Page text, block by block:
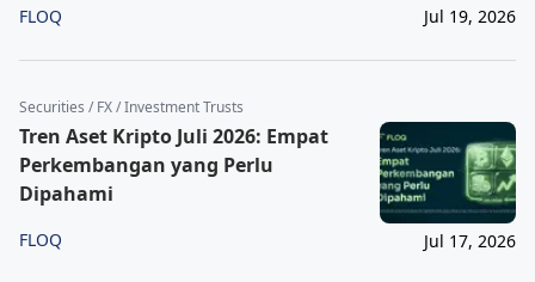
FLOQ Jul 19, 2026
Securities / FX / Investment Trusts
Tren Aset Kripto Juli 2026: Empat
Perkembangan yang Perlu
Dipahami
FLOQ Jul 17, 2026